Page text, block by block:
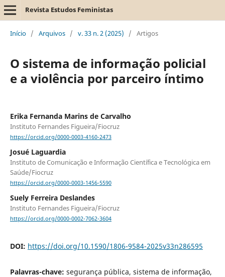
Revista Estudos Feministas
Início / Arquivos / v. 33 n. 2 (2025) / Artigos
O sistema de informação policial
e a violência por parceiro íntimo
Erika Fernanda Marins de Carvalho
Instituto Fernandes Figueira/Fiocruz
https://orcid.org/0000-0003-4160-2473
Josué Laguardia
Instituto de Comunicação e Informação Científica e Tecnológica em
Saúde/Fiocruz
https://orcid.org/0000-0003-1456-5590
Suely Ferreira Deslandes
Instituto Fernandes Figueira/Fiocruz
https://orcid.org/0000-0002-7062-3604
DOI: https://doi.org/10.1590/1806-9584-2025v33n286595
Palavras-chave: segurança pública, sistema de informação,